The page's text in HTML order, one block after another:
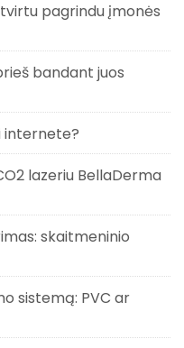
pagrindu įmonės
bandant juos
internete?
lazeriu BellaDerma
skaitmeninio
sistemą: PVC ar